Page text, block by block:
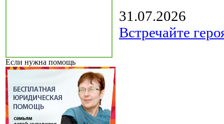
Если нужна помощь
31.07.2026
Встречайте